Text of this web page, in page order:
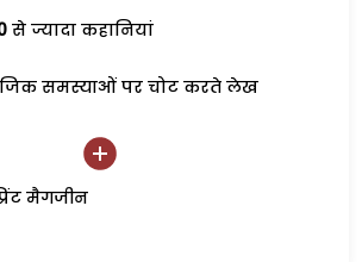
से ज्यादा कहानियां
समस्याओं पर चोट करते लेख
मैगजीन